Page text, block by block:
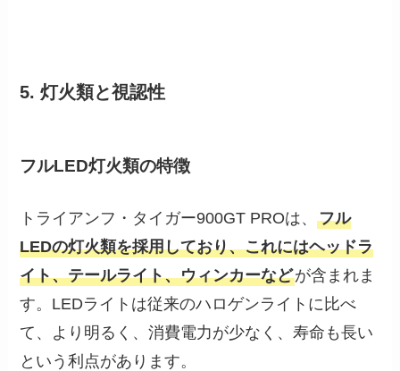
5. 灯火類と視認性
フルLED灯火類の特徴
トライアンフ・タイガー900GT PROは、フル
LEDの灯火類を採用しており、これにはヘッドラ
イト、テールライト、ウィンカーなどが含まれま
す。LEDライトは従来のハロゲンライトに比べ
て、より明るく、消費電力が少なく、寿命も長い
という利点があります。